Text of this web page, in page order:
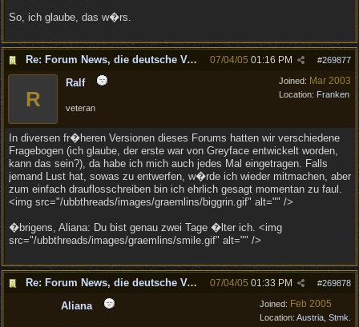
So, ich glaube, das w�rs.
Re: Forum News, die deutsche Version. #269877
07/04/05 01:16 PM
Joined: Mar 2003
Location: Franken
R
Ralf
veteran
In diversen fr�heren Versionen dieses Forums hatten wir verschiedene
Fragebogen (ich glaube, der erste war von Greyface entwickelt worden,
kann das sein?), da habe ich mich auch jedes Mal eingetragen. Falls
jemand Lust hat, sowas zu entwerfen, w�rde ich wieder mitmachen, aber
zum einfach drauflosschreiben bin ich ehrlich gesagt momentan zu faul.
<img src="/ubbthreads/images/graemlins/biggrin.gif" alt="" />
�brigens, Aliana: Du bist genau zwei Tage �lter ich. <img
src="/ubbthreads/images/graemlins/smile.gif" alt="" />
Re: Forum News, die deutsche Version. #269878
07/04/05 01:33 PM
Joined: Feb 2005
Location: Austria, Stmk.
Aliana